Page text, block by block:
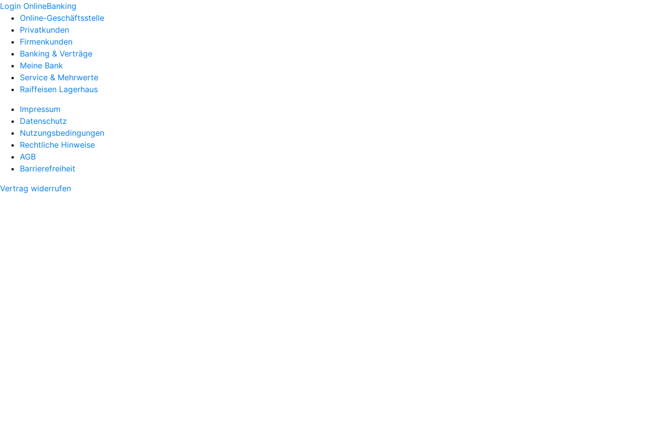
Login OnlineBanking
Online-Geschäftsstelle
Privatkunden
Firmenkunden
Banking & Verträge
Meine Bank
Service & Mehrwerte
Raiffeisen Lagerhaus
Impressum
Datenschutz
Nutzungsbedingungen
Rechtliche Hinweise
AGB
Barrierefreiheit
Vertrag widerrufen